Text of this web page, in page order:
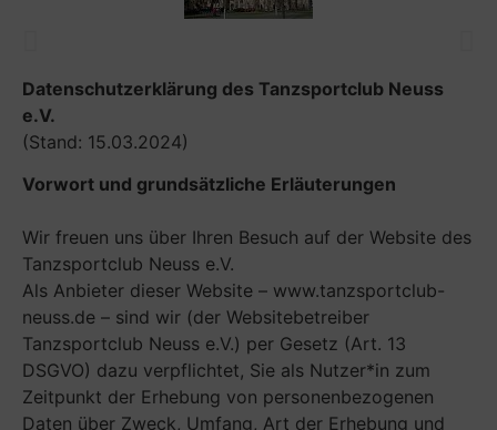
TANZEN MACHT FREU(N)DE !
Datenschutzerklärung des Tanzsportclub Neuss
e.V.
(Stand: 15.03.2024)
Vorwort und grundsätzliche Erläuterungen
Wir freuen uns über Ihren Besuch auf der Website des
Tanzsportclub Neuss e.V.
Als Anbieter dieser Website – www.tanzsportclub-
neuss.de – sind wir (der Websitebetreiber
Tanzsportclub Neuss e.V.) per Gesetz (Art. 13
DSGVO) dazu verpflichtet, Sie als Nutzer*in zum
Zeitpunkt der Erhebung von personenbezogenen
Daten über Zweck, Umfang, Art der Erhebung und